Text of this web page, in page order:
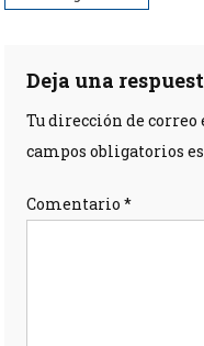
entradas
Deja una
Tu dirección de
campos obligatorios
Comentario*